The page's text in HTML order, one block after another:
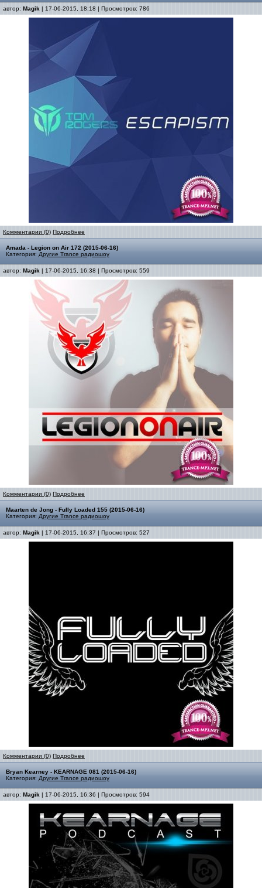
автор: Magik | 17-06-2015, 18:18 | Просмотров: 786
Комментарии (0) Подробнее
Amada - Legion on Air 172 (2015-06-16)
Категория: Другие Trance радиошоу
автор: Magik | 17-06-2015, 16:38 | Просмотров: 559
Комментарии (0) Подробнее
Maarten de Jong - Fully Loaded 155 (2015-06-16)
Категория: Другие Trance радиошоу
автор: Magik | 17-06-2015, 16:37 | Просмотров: 527
Комментарии (0) Подробнее
Bryan Kearney - KEARNAGE 081 (2015-06-16)
Категория: Другие Trance радиошоу
автор: Magik | 17-06-2015, 16:36 | Просмотров: 594